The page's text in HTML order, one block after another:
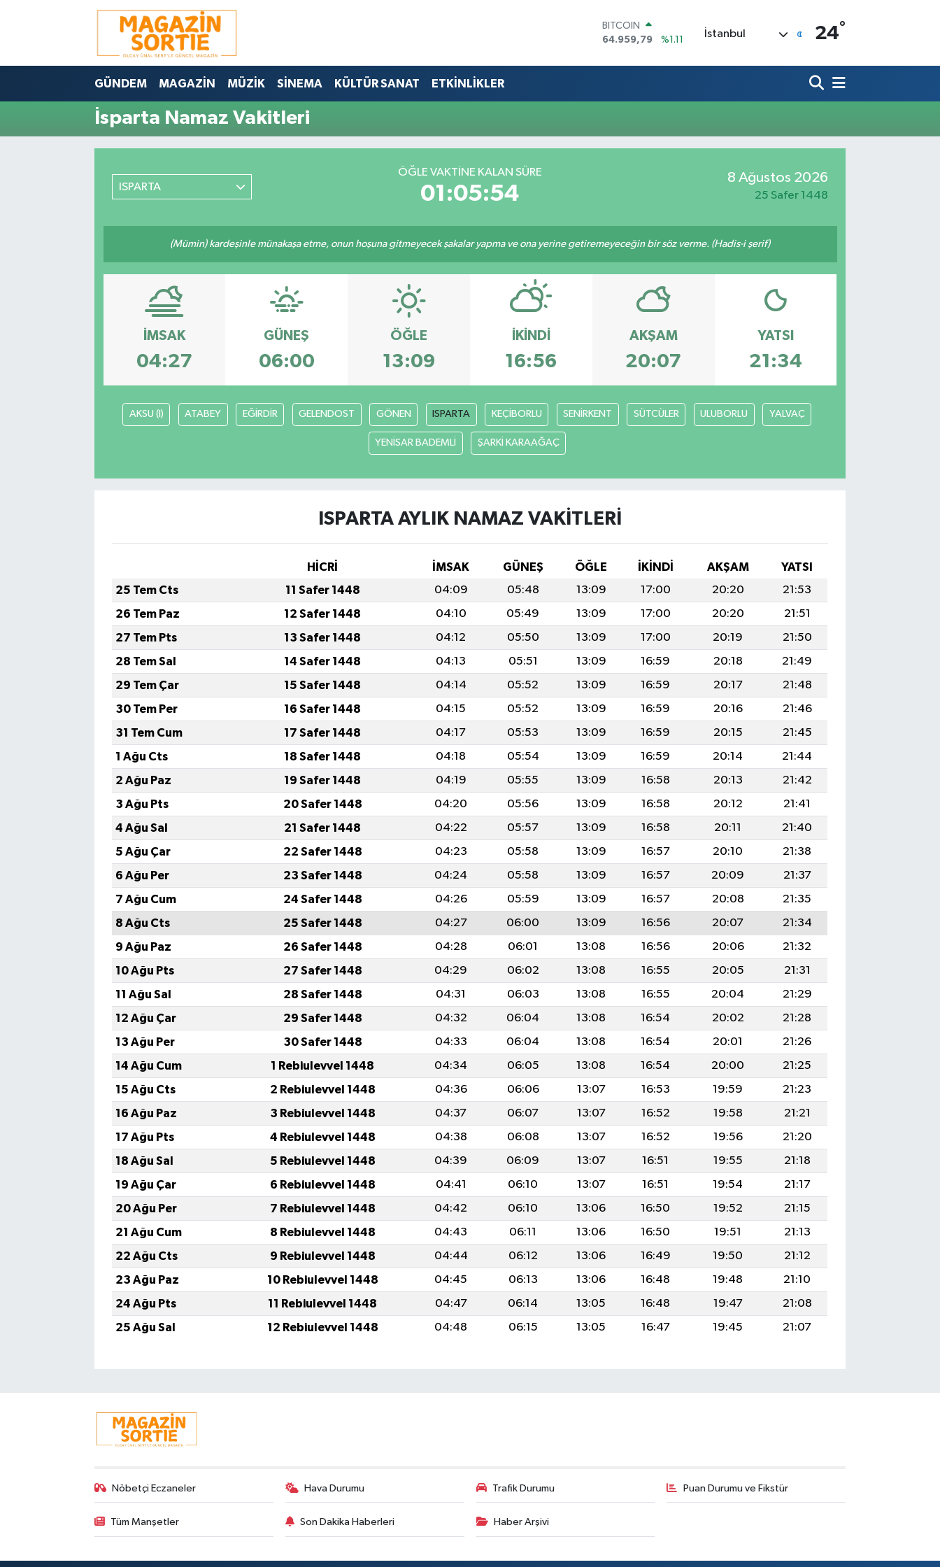
BITCOIN
64.959,79
%1.11
47,7436
%0.18
GRAM ALTIN
6660.55
%0.03
İstanbul 24°
GÜNDEM MAGAZİN MÜZİK SİNEMA KÜLTÜR SANAT ETKİNLİKLER
İsparta Namaz Vakitleri
ISPARTA
ÖĞLE VAKTINE KALAN SÜRE
01:05:53
8 Ağustos 2026
25 Safer 1448
(Mümin) kardeşinle münakaşa etme, onun hoşuna gitmeyecek şakalar yapma ve ona yerine getiremeyeceğin bir söz verme. (Hadis-i şerif)
İMSAK
04:27
GÜNEŞ
06:00
ÖĞLE
13:09
İKINDI
16:56
AKŞAM
20:07
YATSI
21:34
AKSU (I) ATABEY EĞİRDİR GELENDOST GÖNEN ISPARTA KEÇİBORLU SENİRKENT SÜTCÜLER ULUBORLU YALVAÇ
YENİSAR BADEMLİ ŞARKİ KARAAĞAÇ
ISPARTA AYLIK NAMAZ VAKITLERI
HİCRİ İMSAK GÜNEŞ ÖĞLE İKINDI AKŞAM
YATSI
25 Tem Cts
11 Safer 1448 04:09 05:48 13:09 17:00 20:20
21:53
26 Tem Paz
12 Safer 1448 04:10 05:49 13:09 17:00 20:20
21:51
27 Tem Pts
13 Safer 1448 04:12 05:50 13:09 17:00 20:19
21:50
28 Tem Sal
14 Safer 1448 04:13 05:51 13:09 16:59 20:18
21:49
29 Tem Çar
15 Safer 1448 04:14 05:52 13:09 16:59 20:17
21:48
30 Tem Per
16 Safer 1448 04:15 05:52 13:09 16:59 20:16
21:46
31 Tem Cum
17 Safer 1448 04:17 05:53 13:09 16:59 20:15
21:45
1 Ağu Cts
18 Safer 1448 04:18 05:54 13:09 16:59 20:14
21:44
2 Ağu Paz
19 Safer 1448 04:19 05:55 13:09 16:58 20:13
21:42
3 Ağu Pts
20 Safer 1448 04:20 05:56 13:09 16:58 20:12
21:41
4 Ağu Sal
21 Safer 1448 04:22 05:57 13:09 16:58 20:11
21:40
5 Ağu Çar
22 Safer 1448 04:23 05:58 13:09 16:57 20:10
21:38
6 Ağu Per
23 Safer 1448 04:24 05:58 13:09 16:57 20:09
21:37
7 Ağu Cum
24 Safer 1448 04:26 05:59 13:09 16:57 20:08
21:35
8 Ağu Cts
25 Safer 1448 04:27 06:00 13:09 16:56 20:07
21:34
9 Ağu Paz
26 Safer 1448 04:28 06:01 13:08 16:56 20:06
21:32
10 Ağu Pts
27 Safer 1448 04:29 06:02 13:08 16:55 20:05
21:31
11 Ağu Sal
28 Safer 1448 04:31 06:03 13:08 16:55 20:04
21:29
12 Ağu Çar
29 Safer 1448 04:32 06:04 13:08 16:54 20:02
21:28
13 Ağu Per
30 Safer 1448 04:33 06:04 13:08 16:54 20:01
21:26
14 Ağu Cum
1 Rebiulevvel 1448 04:34 06:05 13:08 16:54 20:00
21:25
15 Ağu Cts
2 Rebiulevvel 1448 04:36 06:06 13:07 16:53 19:59
21:23
16 Ağu Paz
3 Rebiulevvel 1448 04:37 06:07 13:07 16:52 19:58
21:21
17 Ağu Pts
4 Rebiulevvel 1448 04:38 06:08 13:07 16:52 19:56
21:20
18 Ağu Sal
5 Rebiulevvel 1448 04:39 06:09 13:07 16:51 19:55
21:18
19 Ağu Çar
6 Rebiulevvel 1448 04:41 06:10 13:07 16:51 19:54
21:17
20 Ağu Per
7 Rebiulevvel 1448 04:42 06:10 13:06 16:50 19:52
21:15
21 Ağu Cum
8 Rebiulevvel 1448 04:43 06:11 13:06 16:50 19:51
21:13
22 Ağu Cts
9 Rebiulevvel 1448 04:44 06:12 13:06 16:49 19:50
21:12
23 Ağu Paz
10 Rebiulevvel 1448 04:45 06:13 13:06 16:48 19:48
21:10
24 Ağu Pts
11 Rebiulevvel 1448 04:47 06:14 13:05 16:48 19:47
21:08
25 Ağu Sal
12 Rebiulevvel 1448 04:48 06:15 13:05 16:47 19:45 21:07
Nöbetçi Eczaneler Hava Durumu Trafik Durumu Puan Durumu ve Fikstür
Tüm Manşetler Son Dakika Haberleri Haber Arşivi
Nöbetçi Eczaneler
Hava Durumu
Trafik Durumu